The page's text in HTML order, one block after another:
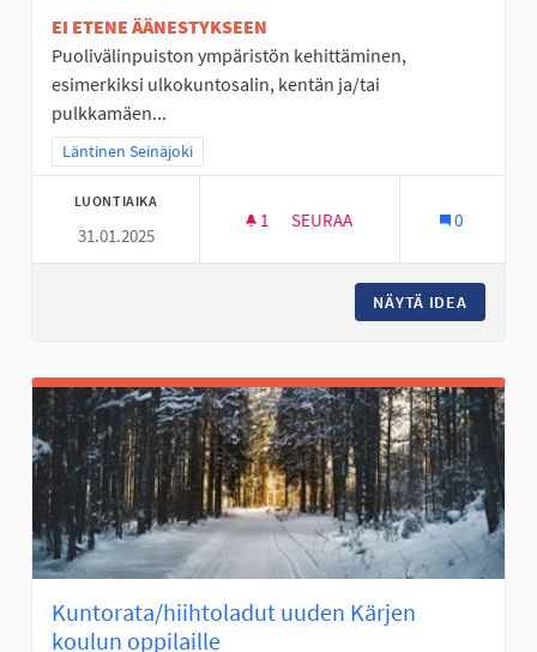
EI ETENE ÄÄNESTYKSEEN
Puolivälinpuiston ympäristön kehittäminen,
esimerkiksi ulkokuntosalin, kentän ja/tai
pulkkamäen...
Rajaa tulokset teeman mukaan: Läntinen Seinäjoki
Läntinen Seinäjoki
LUONTIAIKA
31.01.2025
1 1 SEURAAJA
SEURAA 0
NÄYTÄ IDEA
Kuntorata/hiihtoladut uuden Kärjen
koulun oppilaille